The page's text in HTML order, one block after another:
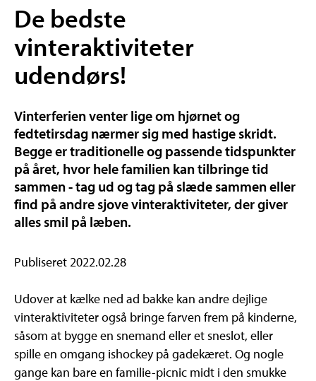
De bedste
vinteraktiviteter
udendørs!
Vinterferien venter lige om hjørnet og
fedtetirsdag nærmer sig med hastige skridt.
Begge er traditionelle og passende tidspunkter
på året, hvor hele familien kan tilbringe tid
sammen - tag ud og tag på slæde sammen eller
find på andre sjove vinteraktiviteter, der giver
alles smil på læben.
Publiseret 2022.02.28
Udover at kælke ned ad bakke kan andre dejlige
vinteraktiviteter også bringe farven frem på kinderne,
såsom at bygge en snemand eller et sneslot, eller
spille en omgang ishockey på gadekæret. Og nogle
gange kan bare en familie-picnic midt i den smukke